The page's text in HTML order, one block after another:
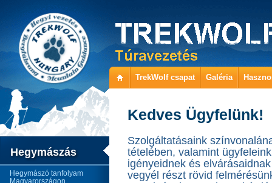
TrekWolf csapat Galéria
Hegymászás
Hegymászó tanfolyam
Magyarországon
Kedves Ügyfelünk!
Szolgáltatásaink
tételében, valamint
igényeidnek és
vegyél részt rövid